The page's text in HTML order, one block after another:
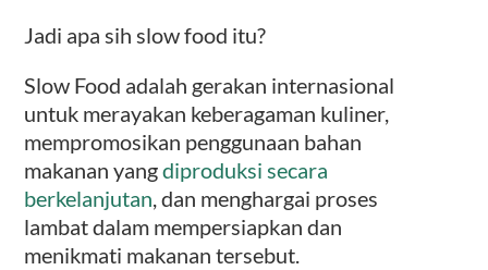
Jadi apa sih slow food itu?
Slow Food adalah gerakan internasional
untuk merayakan keberagaman kuliner,
mempromosikan penggunaan bahan
makanan yangdiproduksi secara
berkelanjutan, dan menghargai proses
lambat dalam mempersiapkan dan
menikmati makanan tersebut.